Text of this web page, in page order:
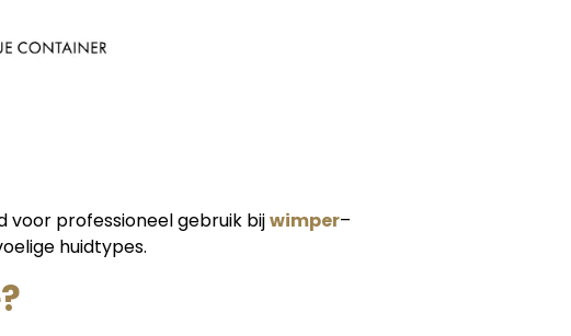
voor professioneel gebruik bijwimper–
huidtypes.